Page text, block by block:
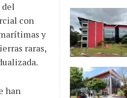
del
con
y
raras,
han